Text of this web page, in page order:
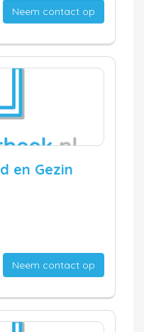
Neem contact op
en Gezin
Neem contact op